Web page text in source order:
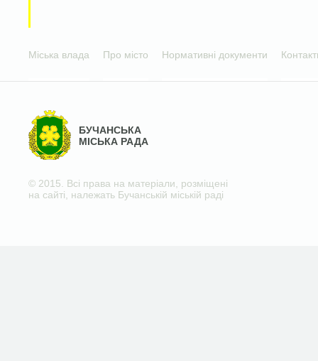
Міська влада Про місто Нормативні документи
БУЧАНСЬКА
МІСЬКА РАДА
© 2015. Всі права на матеріали, розміщені
на сайті, належать Бучанській міській раді